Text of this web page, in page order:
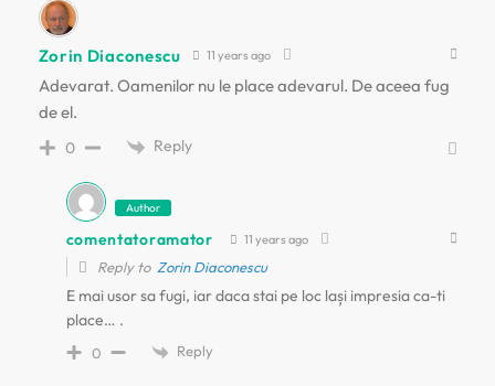
r
t
i
c
o
e
Zorin Diaconescu 11 years ago
Adevarat. Oamenilor nu le place adevarul. De aceea fug
de el.
0 Reply
Author
comentatoramator 11 years ago
Reply to Zorin Diaconescu
E mai usor sa fugi, iar daca stai pe loc lași impresia ca-ti
place… .
0 Reply